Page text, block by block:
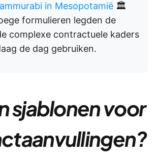
in Mesopotamië 🏛️
formulieren legden de
complexe contractuele kaders
de dag gebruiken.
sjablonen voor